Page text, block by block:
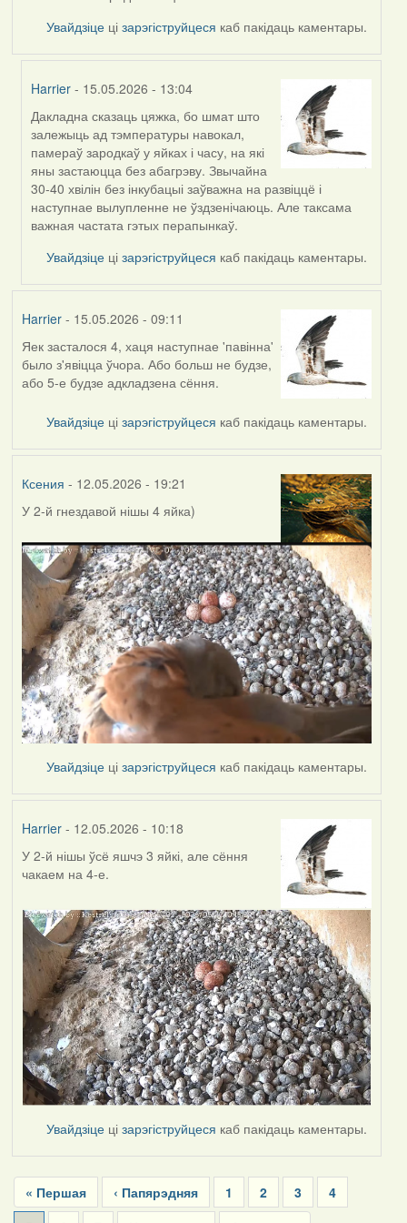
Увайдзіце цізарэгіструйцеся каб пакідаць каментары.
Harrier - 15.05.2026 - 13:04
In
reply
to
by
Burry
Дакладна сказаць цяжка, бо шмат што
залежыць ад тэмпературы навокал,
памераў зародкаў у яйках і часу, на які
яны застаюцца без абагрэву. Звычайна
30-40 хвілін без інкубацыі заўважна на развіццё і
наступнае вылупленне не ўздзенічаюць. Але таксама
важная частата гэтых перапынкаў.
Увайдзіце цізарэгіструйцеся каб пакідаць каментары.
Harrier- 15.05.2026 - 09:11
Яек засталося 4, хаця наступнае 'павінна'
было з'явіцца ўчора. Або больш не будзе,
або 5-е будзе адкладзена сёння.
Увайдзіце цізарэгіструйцеся каб пакідаць каментары.
Ксения - 12.05.2026 - 19:21
У 2-й гнездавой нішы 4 яйка)
Увайдзіце цізарэгіструйцеся каб пакідаць каментары.
Harrier- 12.05.2026 - 10:18
У 2-й нішы ўсё яшчэ 3 яйкі, але сёння
чакаем на 4-е.
Увайдзіце цізарэгіструйцеся каб пакідаць каментары.
Pagination
First
page
« Першая
Previous
page
‹ Папярэдняя Page
1 Page
2 Page
3 Page
4